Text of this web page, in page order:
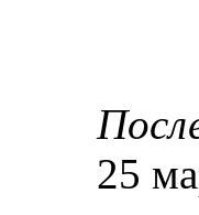
25